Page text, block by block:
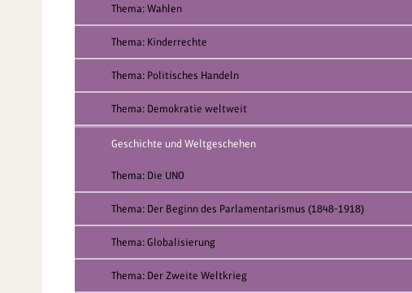
Thema: Wahlen
Thema: Kinderrechte
Thema: Politisches Handeln
Thema: Demokratie weltweit
Geschichte und Weltgeschehen
Thema: Die UNO
Thema: Der Beginn des Parlamentarismus (1848-1918)
Thema: Globalisierung
Thema: Der Zweite Weltkrieg